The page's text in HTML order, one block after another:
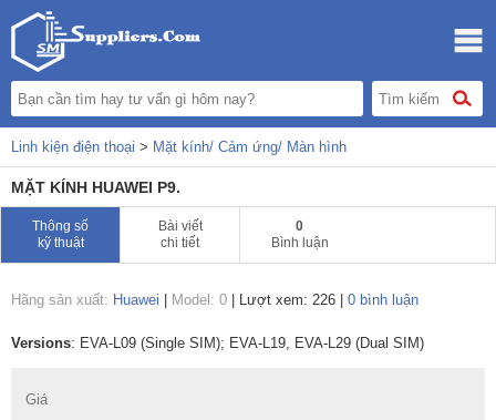
Linh kiện điện thoại > Mặt kính/ Cảm ứng/ Màn hình
MẶT KÍNH HUAWEI P9.
Thông số
kỹ thuật
Bài viết
chi tiết
0
Bình luận
Hãng sản xuất: Huawei Model: 0 Lượt xem: 226 0 bình luận
Versions: EVA-L09 (Single SIM); EVA-L19, EVA-L29 (Dual SIM)
Giá